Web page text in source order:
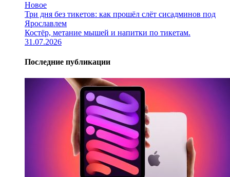
Новое
Три дня без тикетов: как прошёл слёт сисадминов под
Ярославлем
Костёр, метание мышей и напитки по тикетам.
31.07.2026
Последние публикации